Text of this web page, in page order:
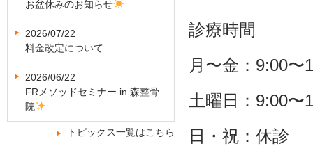
診療時間
月〜金： 9:00〜
土曜日： 9:00〜
日・祝：休診
お盆休みのお知らせ
2026/07/22
料金改定について
2026/06/22
FRメソッドセミナー in 森整骨
院
トピックス一覧はこちら